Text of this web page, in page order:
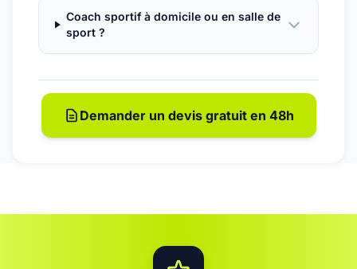
Coach sportif à domicile ou en salle de
sport ?
Demander un devis gratuit en 48h